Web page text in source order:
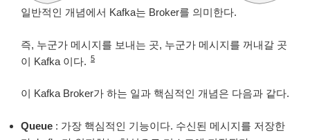
일반적인 개념에서 Kafka는 Broker를 의미한다.
즉, 누군가 메시지를 보내는 곳, 누군가 메시지를 꺼내갈 곳
이 Kafka 이다. 5
이 Kafka Broker가 하는 일과 핵심적인 개념은 다음과 같다.
Queue : 가장 핵심적인 기능이다. 수신된 메시지를 저장한